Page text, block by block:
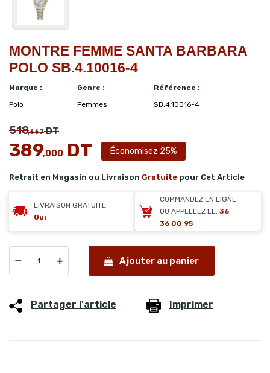
MONTRE FEMME SANTA BARBARA
POLO SB.4.10016-4
Marque :
Polo
Genre :
Femmes
Référence :
SB.4.10016-4
518,667DT
389,000 DT Économisez 25%
Retrait en Magasin ou Livraison Gratuite pour Cet Article
LIVRAISON GRATUITE:
Oui
COMMANDEZ EN LIGNE
OU APPELLEZ LE: 36
36 00 95
Ajouter au panier
Partager l'article Imprimer